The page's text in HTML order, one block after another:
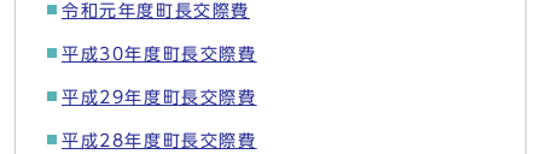
令和元年度町長交際費
平成30年度町長交際費
平成29年度町長交際費
平成28年度町長交際費